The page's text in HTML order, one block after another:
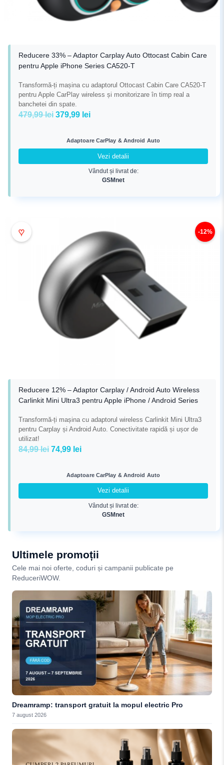
Reducere 33% – Adaptor Carplay Auto Ottocast Cabin Care
pentru Apple iPhone Series CA520-T
Transformă-ți mașina cu adaptorul Ottocast Cabin Care CA520-T
pentru Apple CarPlay wireless și monitorizare în timp real a
banchetei din spate.
479,99lei Prețul
fost:
479,99 lei.
379,99 leiPrețul
este:
379,99 lei.
Adaptoare CarPlay & Android Auto
Vezi detalii
Vândut și livrat de:
GSMnet
♥ -12%
Reducere 12% – Adaptor Carplay / Android Auto Wireless
Carlinkit Mini Ultra3 pentru Apple iPhone / Android Series
Transformă-ți mașina cu adaptorul wireless Carlinkit Mini Ultra3
pentru Carplay și Android Auto. Conectivitate rapidă și ușor de
utilizat!
84,99lei Prețul
fost:
84,99 lei.
74,99 leiPrețul
este:
74,99 lei.
Adaptoare CarPlay & Android Auto
Vezi detalii
Vândut și livrat de:
GSMnet
Ultimele promoții
Cele mai noi oferte, coduri și campanii publicate pe
ReduceriWOW.
Dreamramp: transport gratuit la mopul electric Pro
7 august 2026